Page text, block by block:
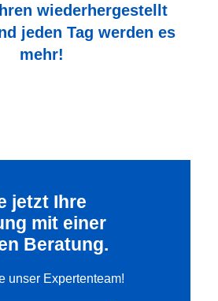
wiederhergestellt
jeden Tag werden es
mehr!
jetzt Ihre
mit einer
Beratung.
unser Expertenteam!